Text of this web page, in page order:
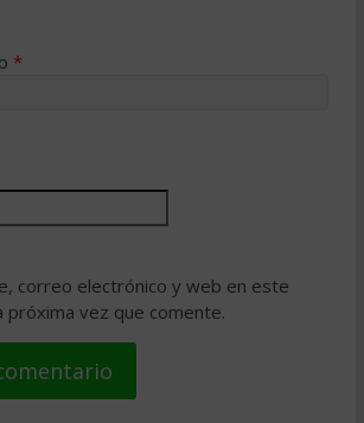
*
correo electrónico y web en este
próxima vez que comente.